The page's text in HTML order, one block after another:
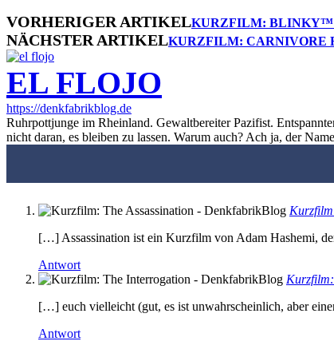
VORHERIGER ARTIKELKURZFILM: BLINKY™
NÄCHSTER ARTIKELKURZFILM: CARNIVORE
EL FLOJO
https://denkfabrikblog.de
Ruhrpottjunge im Rheinland. Gewaltbereiter Pazifist.
nicht daran, es bleiben zu lassen. Warum auch? Ach ja, der
[…] Assassination ist ein Kurzfilm von Adam Hashemi,
Antwort
[…] euch vielleicht (gut, es ist unwahrscheinlich, aber
Antwort